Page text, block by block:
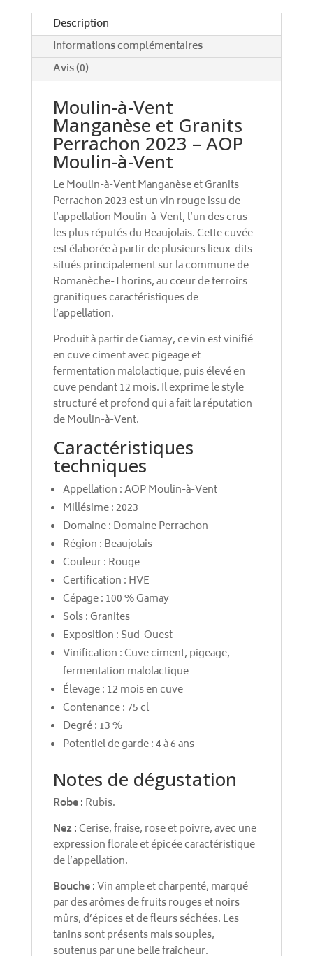
e
:
Description
Informations complémentaires
Avis (0)
Moulin-à-Vent
Manganèse et Granits
Perrachon 2023 – AOP
Moulin-à-Vent
Le Moulin-à-Vent Manganèse et Granits
Perrachon 2023 est un vin rouge issu de
l’appellation Moulin-à-Vent, l’un des crus
les plus réputés du Beaujolais. Cette cuvée
est élaborée à partir de plusieurs lieux-dits
situés principalement sur la commune de
Romanèche-Thorins, au cœur de terroirs
granitiques caractéristiques de
l’appellation.
Produit à partir de Gamay, ce vin est vinifié
en cuve ciment avec pigeage et
fermentation malolactique, puis élevé en
cuve pendant 12 mois. Il exprime le style
structuré et profond qui a fait la réputation
de Moulin-à-Vent.
Caractéristiques
techniques
Appellation : AOP Moulin-à-Vent
Millésime : 2023
Domaine : Domaine Perrachon
Région : Beaujolais
Couleur : Rouge
Certification : HVE
Cépage : 100 % Gamay
Sols : Granites
Exposition : Sud-Ouest
Vinification : Cuve ciment, pigeage,
fermentation malolactique
Élevage : 12 mois en cuve
Contenance : 75 cl
Degré : 13 %
Potentiel de garde : 4 à 6 ans
Notes de dégustation
Robe : Rubis.
Nez :Cerise, fraise, rose et poivre, avec une
expression florale et épicée caractéristique
de l’appellation.
Bouche :Vin ample et charpenté, marqué
par des arômes de fruits rouges et noirs
mûrs, d’épices et de fleurs séchées. Les
tanins sont présents mais souples,
soutenus par une belle fraîcheur.